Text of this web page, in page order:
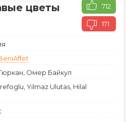
цветы 712
171
Омер Байкул
Yilmaz Ulutas, Hilal